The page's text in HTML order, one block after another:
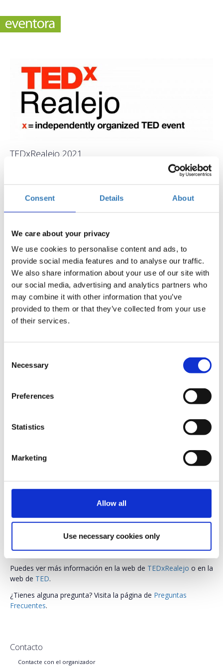
Consent Details About
We care about your privacy
We use cookies to personalise content and ads, to
provide social media features and to analyse our traffic.
We also share information about your use of our site with
our social media, advertising and analytics partners who
may combine it with other information that you’ve
provided to them or that they’ve collected from your use
of their services.
Selection
Necessary
Preferences
Statistics
Marketing
Allow all
Use necessary cookies only
TEDxRealejo 2021
Añadir al Calendario
Auditorio Caja Rural, Granada
¡El evento fue un éxito, y es gracias avostr@s!Os
esperamos el año que viene :)
TED que se organiza en la ciudad de Granada.
Nuestro objetivo es reunir a mentes brillantes para dar charlas
centradas en las ideas y en una amplia gama de temas, para
provocar conversaciones que importan y transforman nuestro
mundo.
En TEDxRealejo queremos garantizar la
de todos y
organización se pondrán todas las medidas necesarias para
ello. Además de cumplir con todos los requerimientos y
dispuesto.
En el evento será obligatorio la utilización de
entre todas las personas en todo momento, por lo que este
gel hidroalcóholicorepartidos por todo el recinto. La sala
estará ventilada debidamente y desinfectada.
Puedes ver más información en la web de TEDxRealejo o en la
web de TED.
¿Tienes alguna pregunta? Visita la página de Preguntas
Frecuentes.
Contacto
Contacte con el organizador